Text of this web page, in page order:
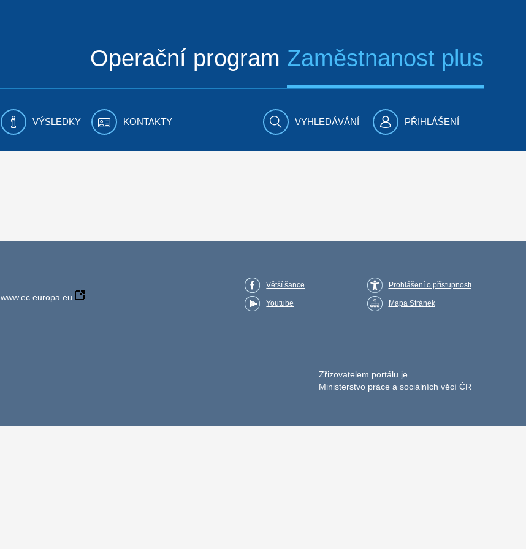
Operační program Zaměstnanost plus
VÝSLEDKY KONTAKTY VYHLEDÁVÁNÍ PŘIHLÁŠENÍ
www.ec.europa.eu
Větší šance
Youtube
Prohlášení o přístupnosti
Mapa Stránek
Zřizovatelem portálu je
Ministerstvo práce a sociálních věcí ČR